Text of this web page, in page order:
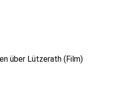
über Lützerath (Film)